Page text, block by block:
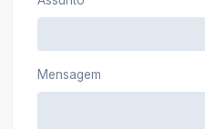
Mensagem